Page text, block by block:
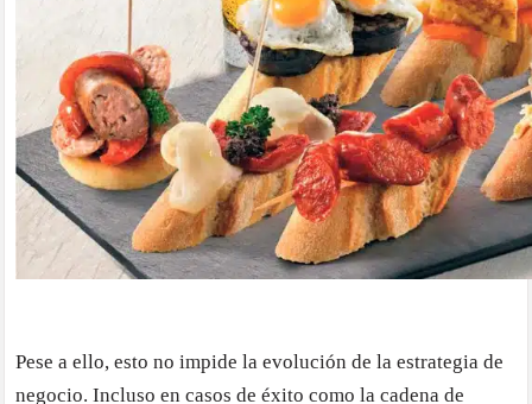
Pese a ello, esto no impide la evolución de la estrategia de
negocio. Incluso en casos de éxito como la cadena de